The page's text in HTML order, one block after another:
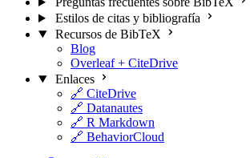
Estilos de citas y bibliografía
Recursos de BibTeX
Blog
Overleaf + CiteDrive
Enlaces
🔗 CiteDrive
🔗 Datanautes
🔗 R Markdown
🔗 BehaviorCloud